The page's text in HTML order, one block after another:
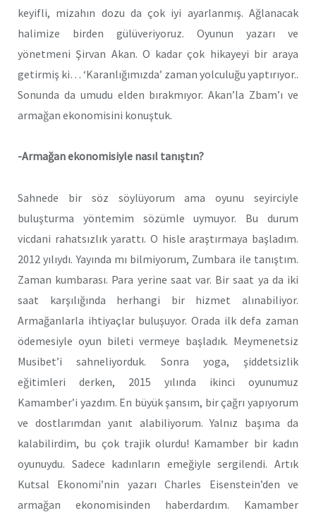
keyifli, mizahın dozu da çok iyi ayarlanmış. Ağlanacak
halimize birden gülüveriyoruz. Oyunun yazarı ve
yönetmeni Şirvan Akan. O kadar çok hikayeyi bir araya
getirmiş ki… ‘Karanlığımızda’ zaman yolculuğu yaptırıyor..
Sonunda da umudu elden bırakmıyor. Akan’la Zbam’ı ve
armağan ekonomisini konuştuk.
-Armağan ekonomisiyle nasıl tanıştın?
Sahnede bir söz söylüyorum ama oyunu seyirciyle
buluşturma yöntemim sözümle uymuyor. Bu durum
vicdani rahatsızlık yarattı. O hisle araştırmaya başladım.
2012 yılıydı. Yayında mı bilmiyorum, Zumbara ile tanıştım.
Zaman kumbarası. Para yerine saat var. Bir saat ya da iki
saat karşılığında herhangi bir hizmet alınabiliyor.
Armağanlarla ihtiyaçlar buluşuyor. Orada ilk defa zaman
ödemesiyle oyun bileti vermeye başladık. Meymenetsiz
Musibet’i sahneliyorduk. Sonra yoga, şiddetsizlik
eğitimleri derken, 2015 yılında ikinci oyunumuz
Kamamber’i yazdım. En büyük şansım, bir çağrı yapıyorum
ve dostlarımdan yanıt alabiliyorum. Yalnız başıma da
kalabilirdim, bu çok trajik olurdu! Kamamber bir kadın
oyunuydu. Sadece kadınların emeğiyle sergilendi. Artık
Kutsal Ekonomi’nin yazarı Charles Eisenstein’den ve
armağan ekonomisinden haberdardım. Kamamber